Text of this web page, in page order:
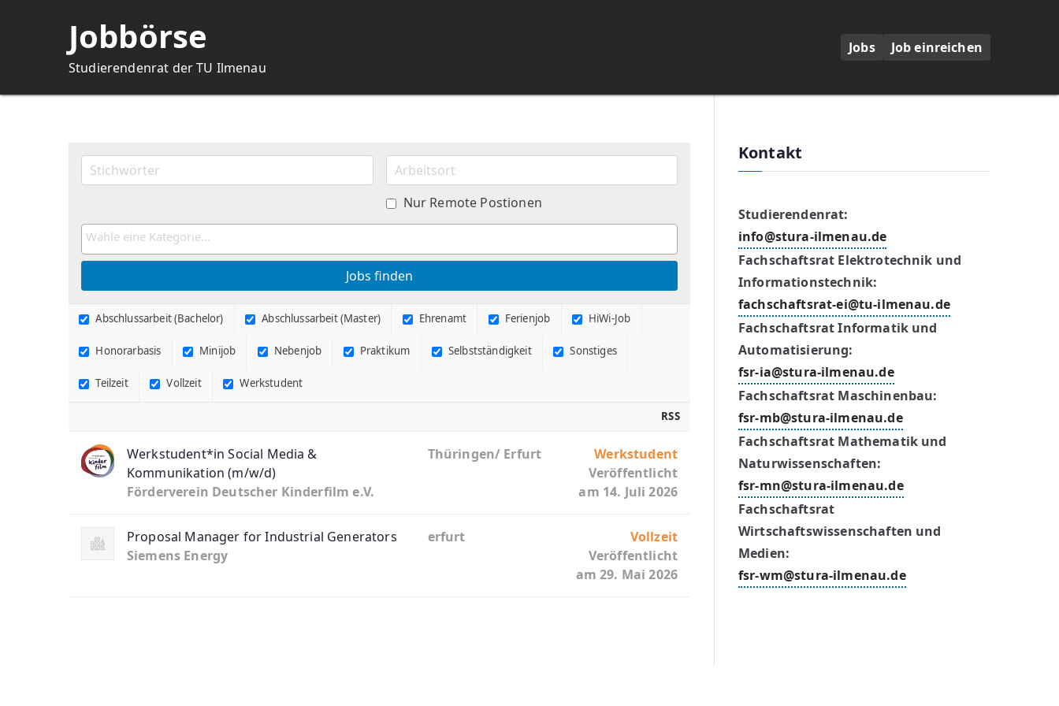
Jobbörse
Studierendenrat der TU Ilmenau
Jobs Job einreichen
Nur Remote Postionen
Abschlussarbeit (Bachelor) Abschlussarbeit (Master) Ehrenamt Ferienjob HiWi-Job
Honorarbasis Minijob Nebenjob Praktikum Selbstständigkeit Sonstiges
Teilzeit Vollzeit Werkstudent
RSS
Werkstudent*in Social Media &
Kommunikation (m/w/d)
Förderverein Deutscher Kinderfilm e.V.
Thüringen/ Erfurt
Werkstudent
Veröffentlicht
am 14. Juli 2026
Proposal Manager for Industrial Generators
Siemens Energy
erfurt
Vollzeit
Veröffentlicht
am 29. Mai 2026
Kontakt
Studierendenrat:
info@stura-ilmenau.de
Fachschaftsrat Elektrotechnik und
Informationstechnik:
fachschaftsrat-ei@tu-ilmenau.de
Fachschaftsrat Informatik und
Automatisierung:
fsr-ia@stura-ilmenau.de
Fachschaftsrat Maschinenbau:
fsr-mb@stura-ilmenau.de
Fachschaftsrat Mathematik und
Naturwissenschaften:
fsr-mn@stura-ilmenau.de
Fachschaftsrat
Wirtschaftswissenschaften und
Medien:
fsr-wm@stura-ilmenau.de